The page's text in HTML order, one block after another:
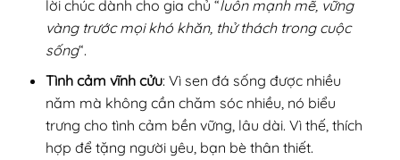
lời chúc dành cho gia chủ “luôn mạnh mẽ, vững
vàng trước mọi khó khăn, thử thách trong cuộc
sống“.
Tình cảm vĩnh cửu: Vì sen đá sống được nhiều
năm mà không cần chăm sóc nhiều, nó biểu
trưng cho tình cảm bền vững, lâu dài. Vì thế, thích
hợp để tặng người yêu, bạn bè thân thiết.